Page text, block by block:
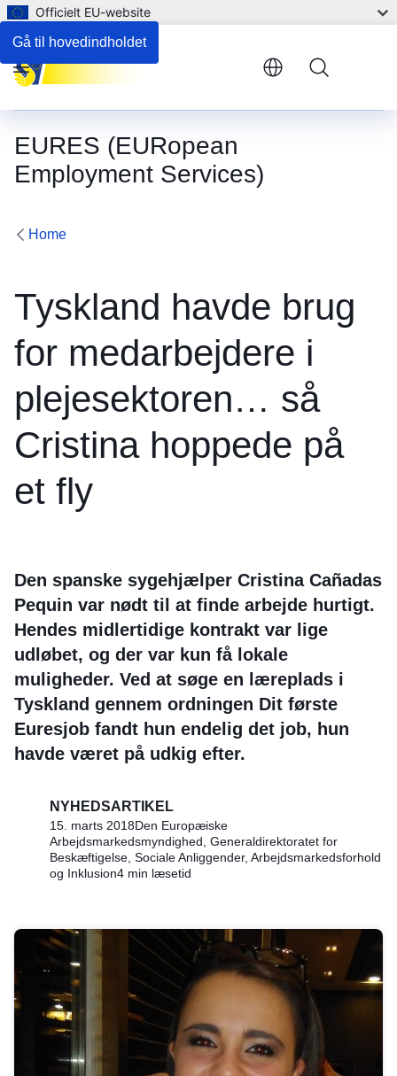
Gå til hovedindholdet
Officielt EU-website
EURES (EURopean
Employment Services)
Menu
Home
Tyskland havde brug
for medarbejdere i
plejesektoren… så
Cristina hoppede på
et fly
Den spanske sygehjælper Cristina Cañadas
Pequin var nødt til at finde arbejde hurtigt.
Hendes midlertidige kontrakt var lige
udløbet, og der var kun få lokale
muligheder. Ved at søge en læreplads i
Tyskland gennem ordningen Dit første
Euresjob fandt hun endelig det job, hun
havde været på udkig efter.
NYHEDSARTIKEL
15. marts 2018Den Europæiske
Arbejdsmarkedsmyndighed, Generaldirektoratet for
Beskæftigelse, Sociale Anliggender, Arbejdsmarkedsforhold
og Inklusion4 min læsetid